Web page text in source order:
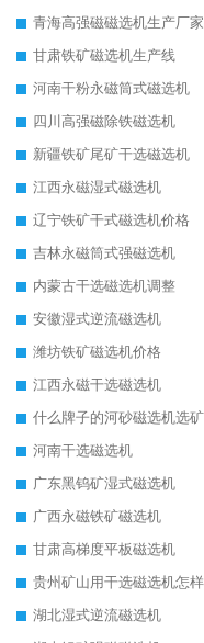
青海高强磁磁选机生产厂家
甘肃铁矿磁选机生产线
河南干粉永磁筒式磁选机
四川高强磁除铁磁选机
新疆铁矿尾矿干选磁选机
江西永磁湿式磁选机
辽宁铁矿干式磁选机价格
吉林永磁筒式强磁选机
内蒙古干选磁选机调整
安徽湿式逆流磁选机
潍坊铁矿磁选机价格
江西永磁干选磁选机
河南干选磁选机
广东黑钨矿湿式磁选机
广西永磁铁矿磁选机
甘肃高梯度平板磁选机
湖北湿式逆流磁选机